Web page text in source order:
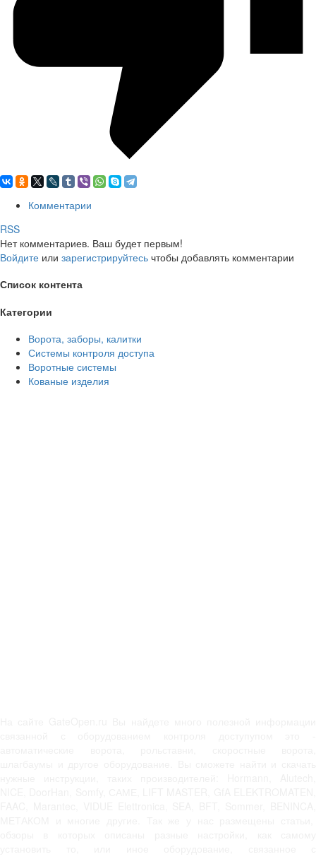
Комментарии
RSS
Нет комментариев. Ваш будет первым!
Войдите или зарегистрируйтесь чтобы добавлять комментарии
Список контента
Категории
Ворота, заборы, калитки
Системы контроля доступа
Воротные системы
Кованые изделия